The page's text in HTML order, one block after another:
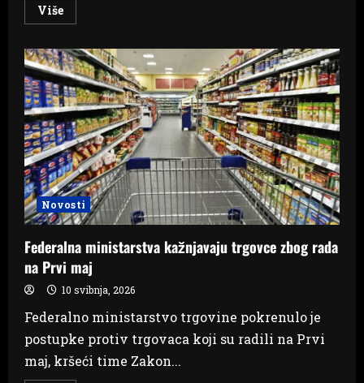
VišeRead
more
Humcu
misa
zahvalnica
za
maturante
i
profesore
Novosti
Federalna ministarstva kažnjavaju trgovce zbog rada
na Prvi maj
10 svibnja, 2026
Federalno ministarstvo trgovine pokrenulo je
postupke protiv trgovaca koji su radili na Prvi
maj, kršeći time Zakon...